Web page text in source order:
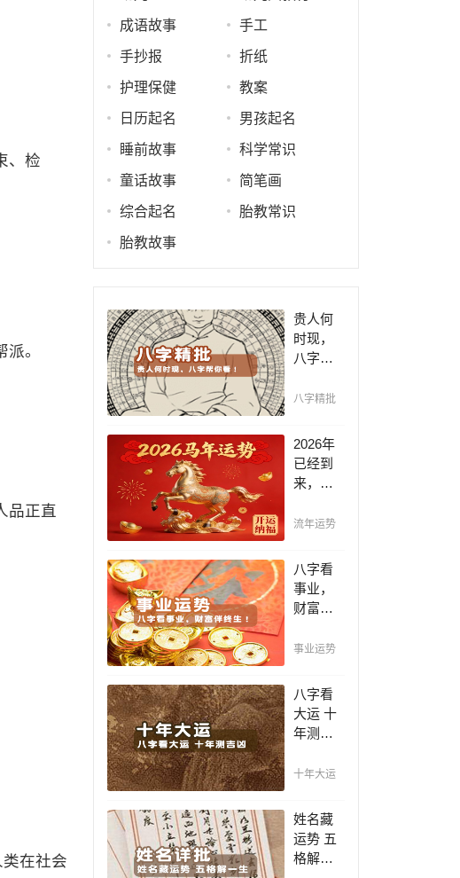
、检
。
品正直
在社会
成语故事 手工
手抄报 折纸
护理保健 教案
日历起名 男孩起名
睡前故事 科学常识
童话故事 简笔画
综合起名 胎教常识
胎教故事
贵人何
时现，
八字帮
平阴阳
福，八
字精批
批出一
生好命
八字精批
2026年
已经到
来，如
把握先
吉避
凶，不
走弯
路，点
查看！
流年运势
八字看
事业，
财富伴
哪日出
最有财
官之
命，十
之八九
或富
读您的
事业天
赋，扭
事业运势
八字看
大运 十
年测吉
年一运
凶，未
来命运
全知
晓。
十年大运
姓名藏
运势 五
格解一